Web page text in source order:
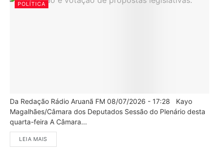
POLÍTICA
Da Redação Rádio Aruanã FM 08/07/2026 - 17:28 Kayo
Magalhães/Câmara dos Deputados Sessão do Plenário desta
quarta-feira A Câmara...
LEIA MAIS